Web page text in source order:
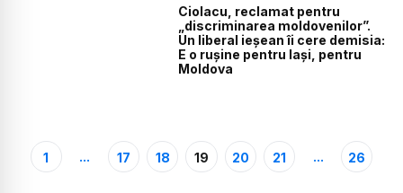
Ciolacu, reclamat pentru
„discriminarea moldovenilor”.
Un liberal ieşean îi cere demisia:
E o rușine pentru Iași, pentru
Moldova
1 ... 17 18 19 20 21 ... 26